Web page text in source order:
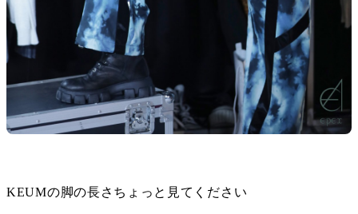
KEUMの脚の長さちょっと見てください